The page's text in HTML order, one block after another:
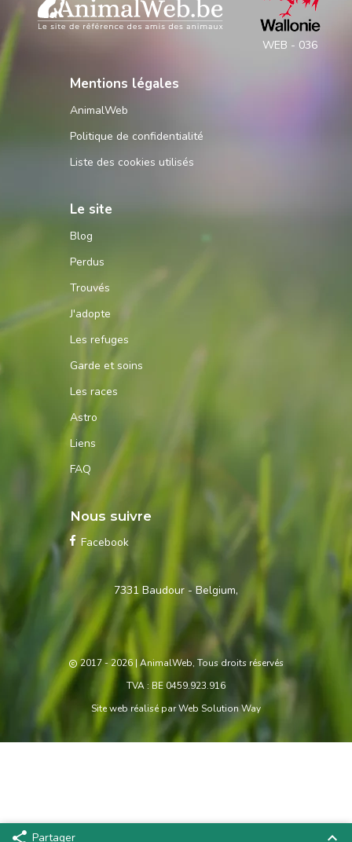
WEB - 036
Mentions légales
AnimalWeb
Politique de confidentialité
Liste des cookies utilisés
Le site
Blog
Perdus
Trouvés
J'adopte
Les refuges
Garde et soins
Les races
Astro
Liens
FAQ
Contactez-
7331 Baudour - Belgium,
Nous suivre
Facebook
2017 - 2026 | AnimalWeb, Tous droits réservés
TVA : BE 0459.923.916
Site web réalisé parWeb Solution Way
Partager